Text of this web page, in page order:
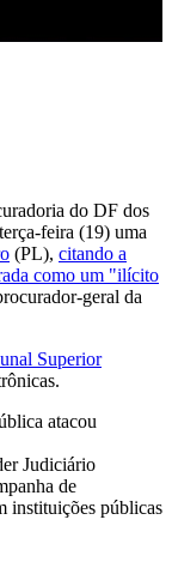
do DF dos
feira (19) uma
(PL), citando a
como um "ilícito
geral da
Superior
atacou
Judiciário
de
instituições públicas